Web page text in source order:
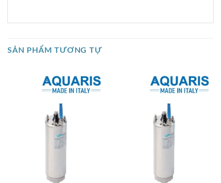
SẢN PHẨM TƯƠNG TỰ